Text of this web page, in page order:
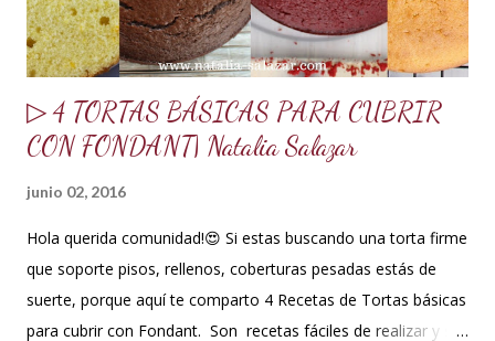
o ma...
▷ 4 TORTAS BÁSICAS PARA CUBRIR
CON FONDANT| Natalia Salazar
junio 02, 2016
Hola querida comunidad!😍 Si estas buscando una torta firme
que soporte pisos, rellenos, coberturas pesadas estás de
suerte, porque aquí te comparto 4 Recetas de Tortas básicas
para cubrir con Fondant. Son recetas fáciles de realizar y su